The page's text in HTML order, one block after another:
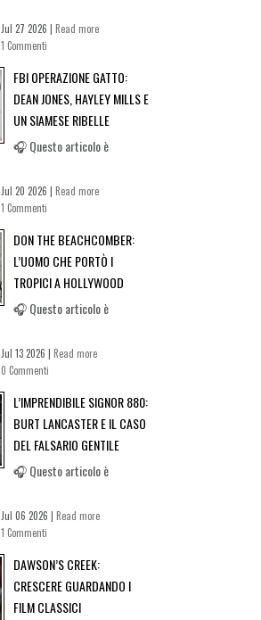
Jul 27 2026 | Read more
1 Commenti
FBI OPERAZIONE GATTO:
DEAN JONES, HAYLEY MILLS E
UN SIAMESE RIBELLE
🎧 Questo articolo è
Jul 20 2026 | Read more
1 Commenti
DON THE BEACHCOMBER:
L’UOMO CHE PORTÒ I
TROPICI A HOLLYWOOD
🎧 Questo articolo è
Jul 13 2026 | Read more
0 Commenti
L’IMPRENDIBILE SIGNOR 880:
BURT LANCASTER E IL CASO
DEL FALSARIO GENTILE
🎧 Questo articolo è
Jul 06 2026 | Read more
1 Commenti
DAWSON’S CREEK:
CRESCERE GUARDANDO I
FILM CLASSICI